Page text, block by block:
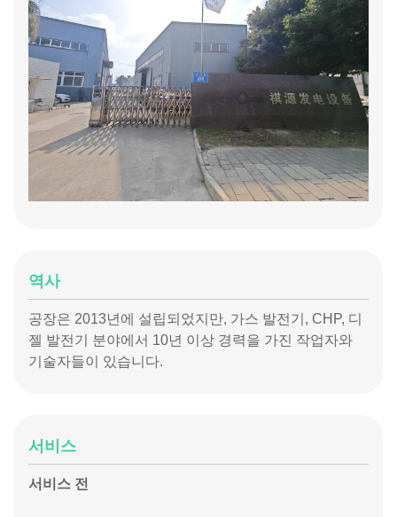
역사
공장은 2013년에 설립되었지만, 가스 발전기, CHP, 디
젤 발전기 분야에서 10년 이상 경력을 가진 작업자와
기술자들이 있습니다.
서비스
서비스 전